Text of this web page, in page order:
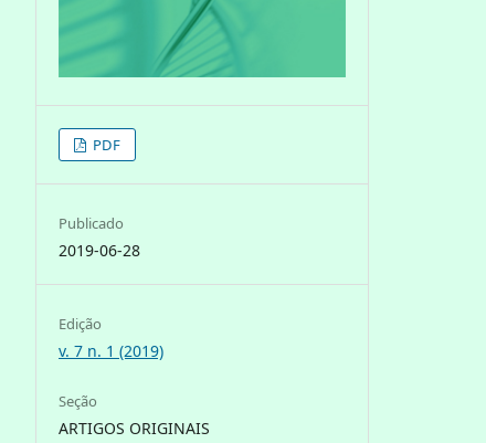
PDF
Publicado
2019-06-28
Edição
v. 7 n. 1 (2019)
Seção
ARTIGOS ORIGINAIS